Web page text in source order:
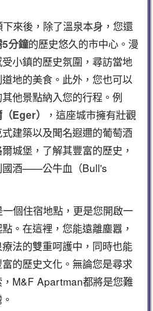
來後，除了溫泉本身，您還
分鐘的歷史悠久的市中心。漫
小鎮的歷史氛圍，尋訪當地
地的美食。此外，您也可以
他景點納入您的行程。例
Eger）
，這座城市擁有壯觀
建築以及聞名遐邇的葡萄酒
城堡，了解其豐富的歷史，
國酒——公牛血（Bull's
個住宿地點，更是您開啟一
。在這裡，您能遠離塵囂，
法的雙重呵護中，同時也能
的歷史文化。無論您是尋求
M&F Apartman都將是您難